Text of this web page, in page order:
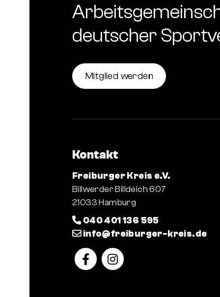
deutscher
Mitglied werden
Kontakt
Freiburger Kreis e.V.
Billwerder Billdeich 607
21033 Hamburg
040 401 136 595
info@freiburger-kreis.de